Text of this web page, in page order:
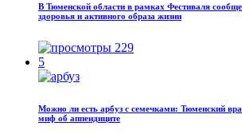
В Тюменской области в рамках Фестиваля
здоровья и активного образа жизни
229
5
Можно ли есть арбуз с семечками: Тюменский
миф об аппендиците